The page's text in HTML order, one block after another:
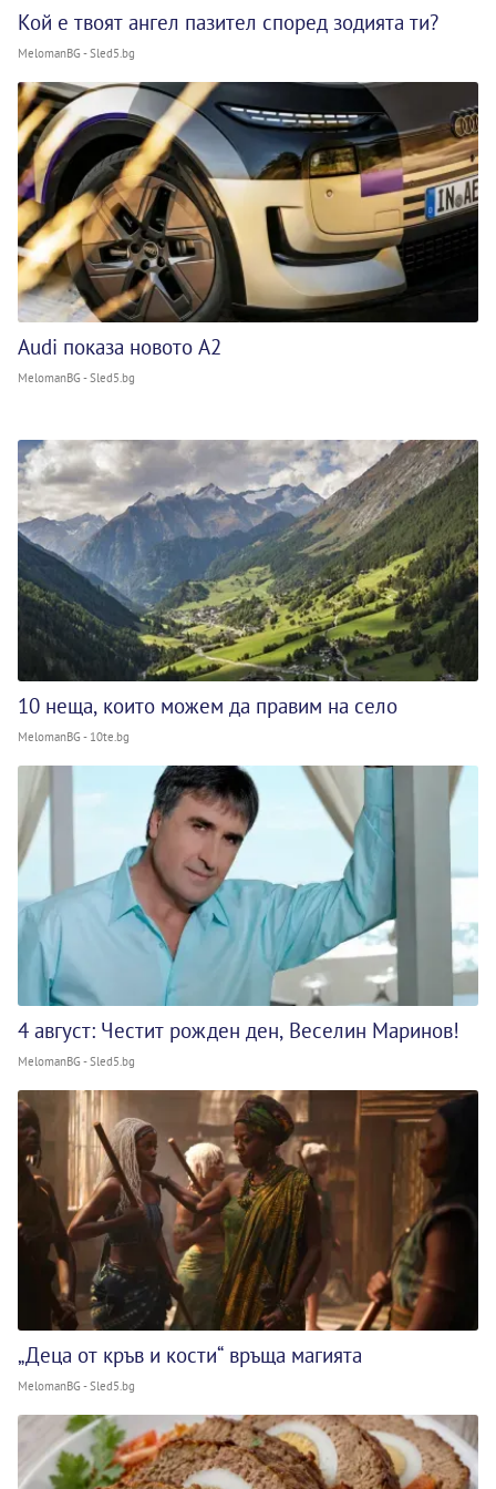
Кой е твоят ангел пазител според зодията ти?
MelomanBG - Sled5.bg
Audi показа новото A2
MelomanBG - Sled5.bg
10 неща, които можем да правим на село
MelomanBG - 10te.bg
4 август: Честит рожден ден, Веселин Маринов!
MelomanBG - Sled5.bg
„Деца от кръв и кости“ връща магията
MelomanBG - Sled5.bg